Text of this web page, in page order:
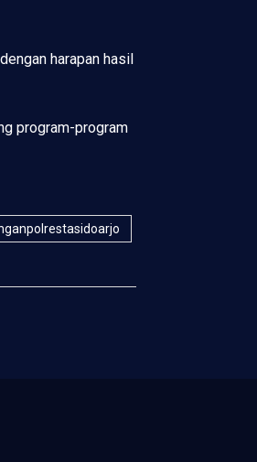
harapan hasil
program-program